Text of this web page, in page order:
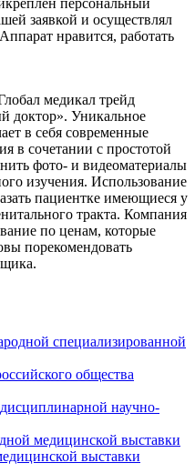
заявкой и осуществлял
нравится, работать
медикал трейд
доктор». Уникальное
в себя современные
в сочетании с простотой
фото- и видеоматериалы
изучения. Использование
пациентке имеющиеся у
тракта. Компания
по ценам, которые
порекомендовать